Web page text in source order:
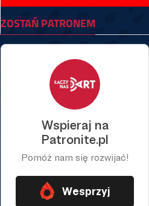
ZOSTAŃ PATRONEM